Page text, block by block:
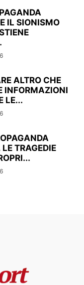
IL SIONISMO
ALTRO CHE
INFORMAZIONI
LE...
TRAGEDIE